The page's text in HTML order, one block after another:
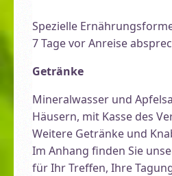
Spezielle
7 Tage vor Anreise
Getränke
Mineralwasser und
Häusern, mit Kasse des
Weitere Getränke und
Im Anhang finden Sie
für Ihr Treffen, Ihre